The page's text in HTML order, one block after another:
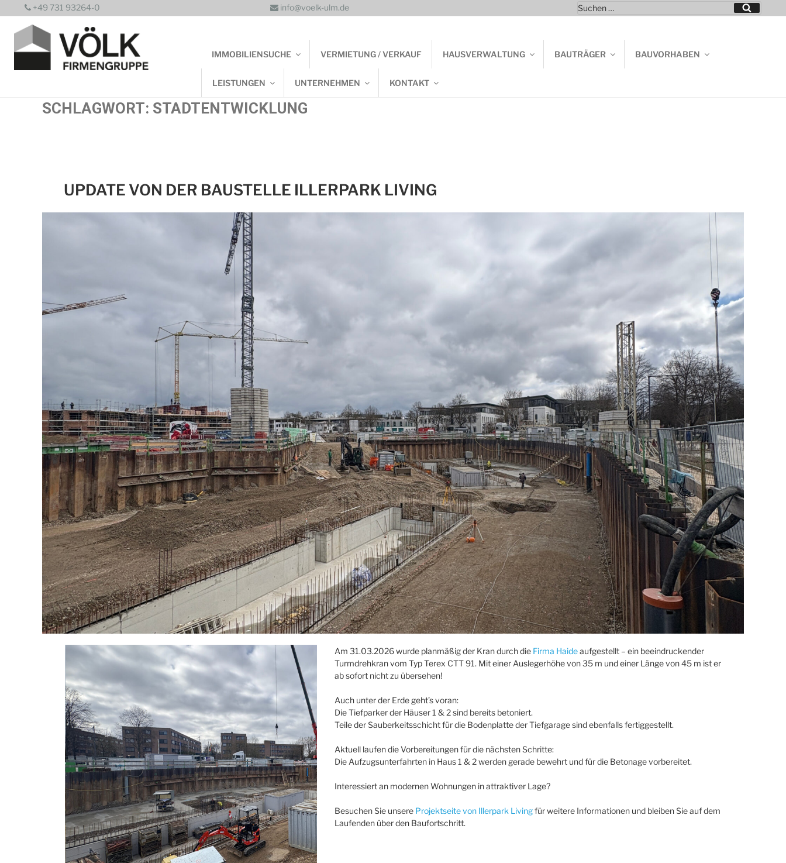
Inhalt
springen
+49 731 93264-0 info@voelk-ulm.de
Suchen
nach:
Suchen
IMMOBILIENSUCHE VERMIETUNG / VERKAUF HAUSVERWALTUNG BAUTRÄGER BAUVORHABEN
LEISTUNGEN UNTERNEHMEN KONTAKT
SCHLAGWORT: STADTENTWICKLUNG
UPDATE VON DER BAUSTELLE ILLERPARK LIVING
Am 31.03.2026 wurde planmäßig der Kran durch die Firma Haideaufgestellt – ein beeindruckender
Turmdrehkran vom Typ Terex CTT 91. Mit einer Auslegerhöhe von 35 m und einer Länge von 45 m ist er
ab sofort nicht zu übersehen!
Auch unter der Erde geht’s voran:
Die Tiefparker der Häuser 1 & 2 sind bereits betoniert.
Teile der Sauberkeitsschicht für die Bodenplatte der Tiefgarage sind ebenfalls fertiggestellt.
Aktuell laufen die Vorbereitungen für die nächsten Schritte:
Die Aufzugsunterfahrten in Haus 1 & 2 werden gerade bewehrt und für die Betonage vorbereitet.
Interessiert an modernen Wohnungen in attraktiver Lage?
Besuchen Sie unsere Projektseite von Illerpark Livingfür weitere Informationen und bleiben Sie auf dem
Laufenden über den Baufortschritt.